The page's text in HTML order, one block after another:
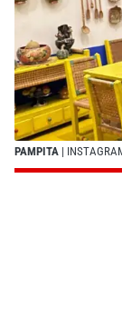
PAMPITA |